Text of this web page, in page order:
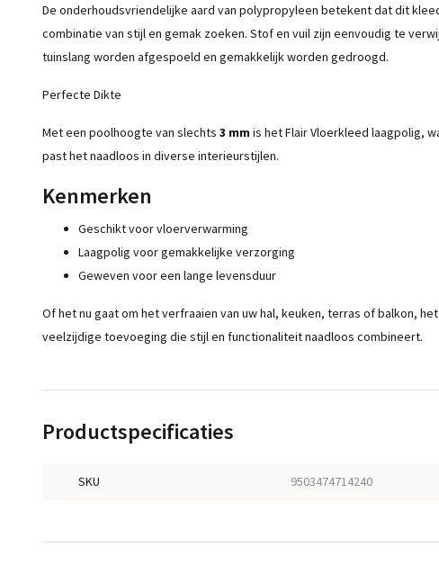
De onderhoudsvriendelijke aard van polypropyleen betekent dat dit
combinatie van stijl en gemak zoeken. Stof en vuil zijn eenvoudig te
tuinslang worden afgespoeld en gemakkelijk worden gedroogd.
Perfecte Dikte
Met een poolhoogte van slechts 3 mm is het Flair Vloerkleed laagpolig,
past het naadloos in diverse interieurstijlen.
Kenmerken
Geschikt voor vloerverwarming
Laagpolig voor gemakkelijke verzorging
Geweven voor een lange levensduur
Of het nu gaat om het verfraaien van uw hal, keuken, terras of balkon,
veelzijdige toevoeging die stijl en functionaliteit naadloos combineert.
Productspecificaties
SKU 9503474714240